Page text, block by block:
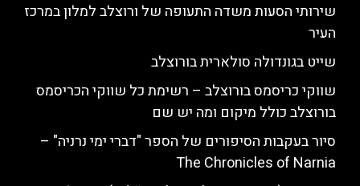
שירותי הסעות משדה התעופה של ורוצלב למלון במרכז
העיר
שייט בגונדולה סולארית בורוצלב
שווקי כריסמס בורוצלב – רשימת כל שווקי הכריסמס
בורוצלב כולל מיקום ומה יש שם
סיור בעקבות הסיפורים של הספר "דברי ימי נרניה" –
The Chronicles of Narnia